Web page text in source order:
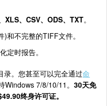
XLS、CSV、ODS、TXT。
和不完整的TIFF文件。
定时报告。
录。您甚至可以完全通过命
Windows 7/8/10/11。30天免
终身许可证。